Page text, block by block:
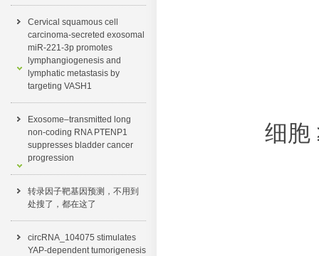
Cervical squamous cell
carcinoma-secreted exosomal
miR-221-3p promotes
lymphangiogenesis and
lymphatic metastasis by
targeting VASH1
Exosome–transmitted long
non-coding RNA PTENP1
suppresses bladder cancer
progression
转录因子靶基因预测，不用到
处搜了，都在这了​
circRNA_104075 stimulates
YAP-dependent tumorigenesis
细胞